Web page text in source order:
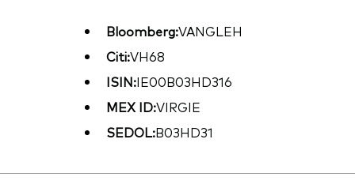
Bloomberg:VANGLEH
Citi:VH68
ISIN:IE00B03HD316
MEX ID:VIRGIE
SEDOL:B03HD31